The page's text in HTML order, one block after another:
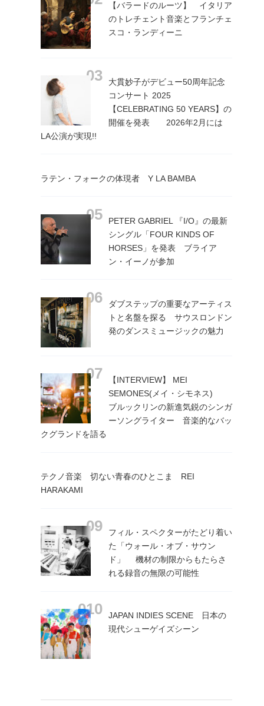
【バラードのルーツ】 イタリア
のトレチェント音楽とフランチェ
スコ・ランディーニ
大貫妙子がデビュー50周年記念
コンサート 2025
【CELEBRATING 50 YEARS】の
開催を発表 2026年2月には
LA公演が実現!!
ラテン・フォークの体現者 Y LA BAMBA
PETER GABRIEL 『I/O』の最新
シングル「FOUR KINDS OF
HORSES」を発表 ブライア
ン・イーノが参加
ダブステップの重要なアーティス
トと名盤を探る サウスロンドン
発のダンスミュージックの魅力
【INTERVIEW】 MEI
SEMONES(メイ・シモネス)
ブルックリンの新進気鋭のシンガ
ーソングライター 音楽的なバッ
クグランドを語る
テクノ音楽 切ない青春のひとこま REI
HARAKAMI
フィル・スペクターがたどり着い
た「ウォール・オブ・サウン
ド」 機材の制限からもたらさ
れる録音の無限の可能性
JAPAN INDIES SCENE 日本の
現代シューゲイズシーン